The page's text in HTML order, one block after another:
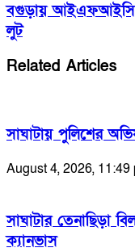
বগুড়ায় আইএফআইসি
লুট
Related Articles
সাঘাটায় পুলিশের
August 4, 2026, 11:49
সাঘাটার তেনাছিড়া
ক্যানভাস